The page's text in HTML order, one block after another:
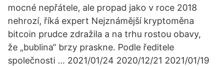
mocné nepřátele, ale propad jako v roce 2018
nehrozí, říká expert Nejznámější kryptoměna
bitcoin prudce zdražila a na trhu rostou obavy,
že „bublina“ brzy praskne. Podle ředitele
společnosti … 2021/01/24 2020/12/21 2021/01/19